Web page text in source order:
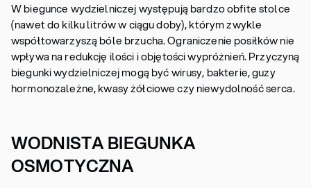
W biegunce wydzielniczej występują bardzo obfite stolce
(nawet do kilku litrów w ciągu doby), którym zwykle
współtowarzyszą bóle brzucha. Ograniczenie posiłków nie
wpływa na redukcję ilości i objętości wypróżnień. Przyczyną
biegunki wydzielniczej mogą być wirusy, bakterie, guzy
hormonozależne, kwasy żółciowe czy niewydolność serca.
WODNISTA BIEGUNKA
OSMOTYCZNA